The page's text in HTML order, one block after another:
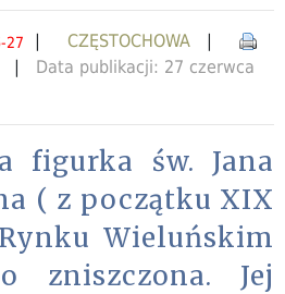
27 | CZĘSTOCHOWA |
| Data publikacji: 27 czerwca
figurka św. Jana
( z początku XIX
Wieluńskim
zniszczona. Jej